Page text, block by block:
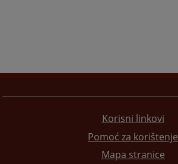
Korisni linkovi
Pomoć za korištenje
Mapa stranice